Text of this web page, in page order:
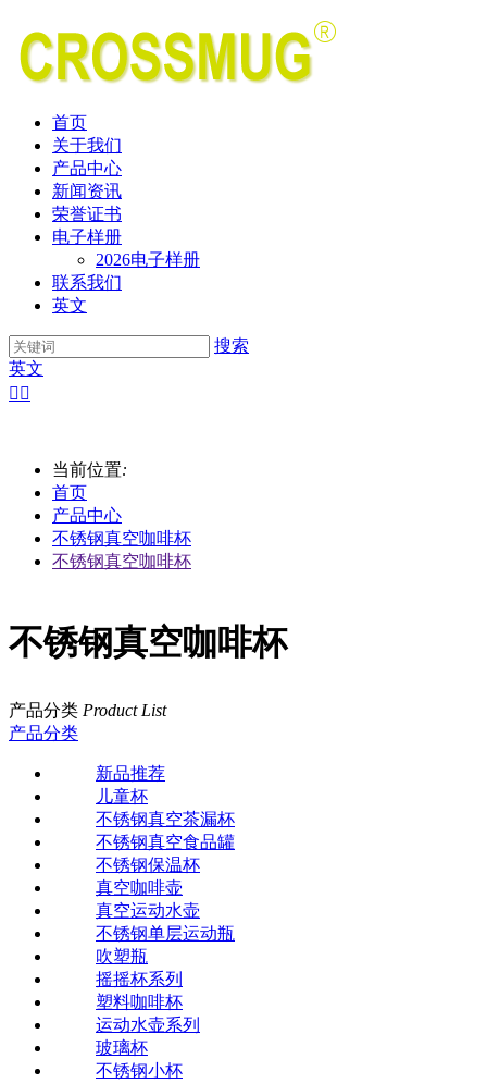
首页
关于我们
产品中心
新闻资讯
荣誉证书
电子样册
2026电子样册
联系我们
英文
搜索
英文
 
当前位置:
首页
产品中心
不锈钢真空咖啡杯
不锈钢真空咖啡杯
不锈钢真空咖啡杯
产品分类 Product List
产品分类
新品推荐
儿童杯
不锈钢真空茶漏杯
不锈钢真空食品罐
不锈钢保温杯
真空咖啡壶
真空运动水壶
不锈钢单层运动瓶
吹塑瓶
摇摇杯系列
塑料咖啡杯
运动水壶系列
玻璃杯
不锈钢小杯